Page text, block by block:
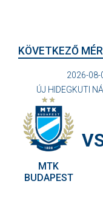
KÖVETKEZŐ
2026-08-
ÚJ HIDEGKUTI
MTK
BUDAPEST